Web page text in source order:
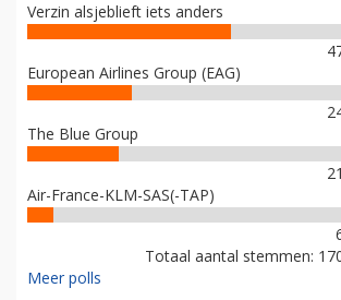
Verzin alsjeblieft iets anders
European Airlines Group (EAG)
The Blue Group
Air-France-KLM-SAS(-TAP)
Totaal aantal stemmen:
Meer polls